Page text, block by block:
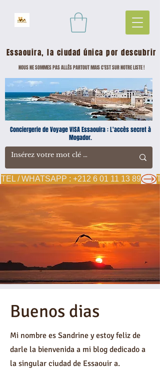
Essaouira, la ciudad única por descubrir
NOUS NE SOMMES PAS ALLÉS PARTOUT MAIS C'EST SUR NOTRE LISTE !
TEL / WHATSAPP : +212 6 01 11 13 89
Conciergerie de Voyage VISA Essaouira : L'accès secret à
Mogador.
Buenos dias
Mi nombre es Sandrine y estoy feliz de
darle la bienvenida a mi blog dedicado a
la singular ciudad de Essaouir a.